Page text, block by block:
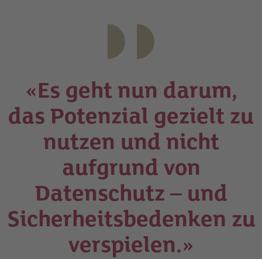
«Es geht nun darum,
das Potenzial gezielt zu
nutzen und nicht
aufgrund von
Datenschutz – und
Sicherheitsbedenken zu
verspielen.»